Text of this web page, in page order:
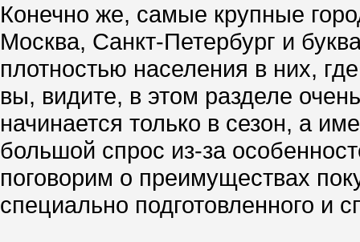
Конечно же, самые крупные
Москва, Санкт-Петербург и
плотностью населения в них,
вы, видите, в этом разделе
начинается только в сезон, а
большой спрос из-за
поговорим о преимуществах
специально подготовленного и